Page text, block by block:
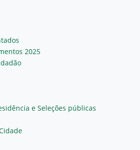
2025
e Seleções públicas